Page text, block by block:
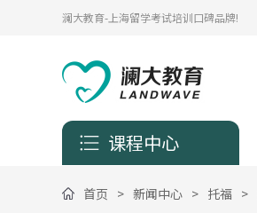
澜大教育-上海留学考试培训口碑品牌!
课程中心
首页 > 新闻中心 > 托福 >